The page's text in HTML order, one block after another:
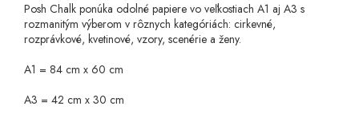
Posh Chalk ponúka odolné papiere vo veľkostiach A1 aj A3 s
rozmanitým výberom v rôznych kategóriách: cirkevné,
rozprávkové, kvetinové, vzory, scenérie a ženy.
A1 = 84 cm x 60 cm
A3 = 42 cm x 30 cm